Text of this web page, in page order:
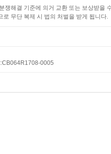
쟁해결 기준에 의거 교환 또는 보상받을
무단 복제 시 법의 처벌을 받게 됩니다.
0005